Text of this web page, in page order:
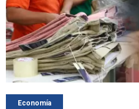
Economía